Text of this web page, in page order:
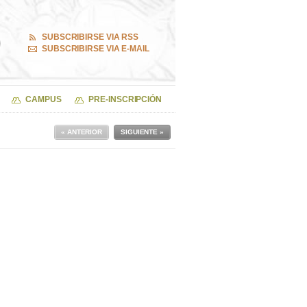
SUBSCRIBIRSE VIA RSS
SUBSCRIBIRSE VIA E-MAIL
CAMPUS PRE-INSCRIPCIÓN
SIGUIENTE »
« ANTERIOR